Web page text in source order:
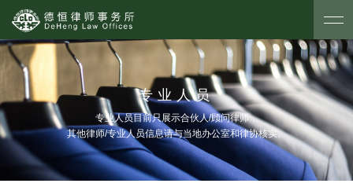
专业人员
专业人员目前只展示合伙人/顾问律师，
其他律师/专业人员信息请与当地办公室和律协核实。